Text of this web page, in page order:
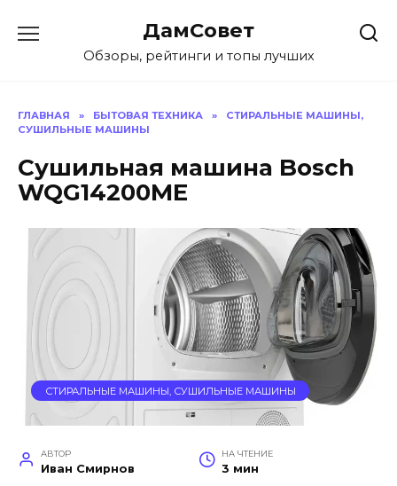
содержанию
ДамСовет
Обзоры, рейтинги и топы лучших
ГЛАВНАЯ » БЫТОВАЯ ТЕХНИКА »
СТИРАЛЬНЫЕ МАШИНЫ,
СУШИЛЬНЫЕ МАШИНЫ
Сушильная машина Bosch
WQG14200ME
СТИРАЛЬНЫЕ МАШИНЫ, СУШИЛЬНЫЕ МАШИНЫ
АВТОР
Иван Смирнов
НА ЧТЕНИЕ
3 мин